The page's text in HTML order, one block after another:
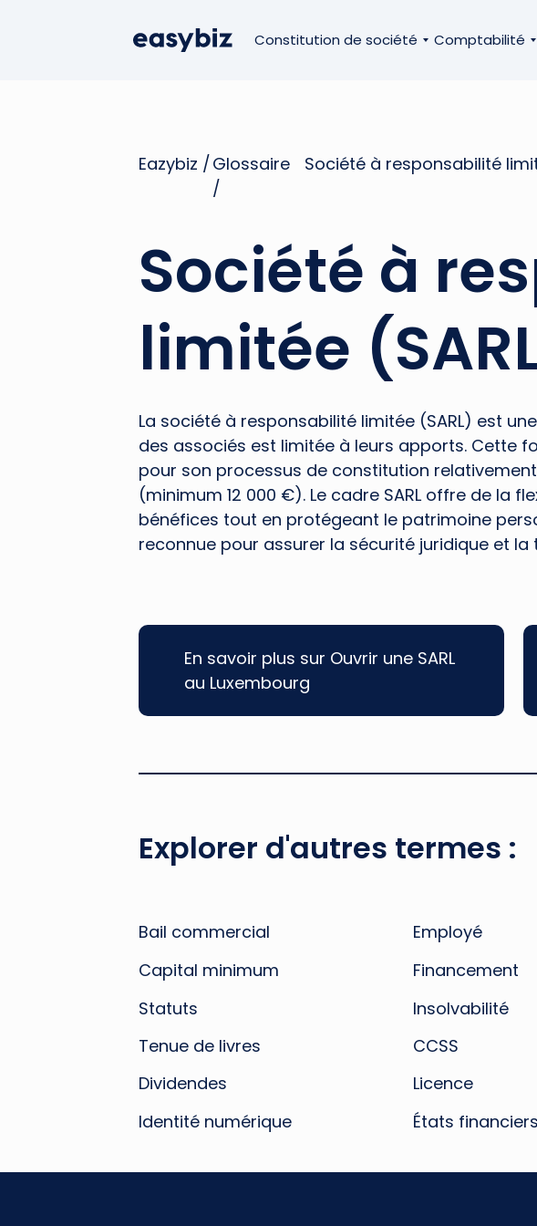
Constitution de société Comptabilité
Glossaire
/
Société à responsabilité
Eazybiz /
La société à responsabilité limitée (SARL) est
des associés est limitée à leurs apports. Cette
pour son processus de constitution
(minimum 12 000 €). Le cadre SARL offre de la
bénéfices tout en protégeant le patrimoine
reconnue pour assurer la sécurité juridique et
Société à
limitée
En savoir plus sur Ouvrir une SARL
au Luxembourg
Tenue de livres
Dividendes
Identité numérique
Statuts
Financement
Capital minimum
Bail commercial
Licence
États financiers
CCSS
Insolvabilité
Employé
Explorer d'autres termes :